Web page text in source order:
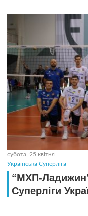
субота, 25 квітня
Українська Суперліга
“МХП-
Суперліги